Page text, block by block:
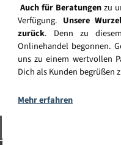
Auch für Beratungenzu
Verfügung. Unsere
zurück. Denn zu
Onlinehandel begonnen.
uns zu einem wertvollen
Dich als Kunden begrüßen
Mehr erfahren